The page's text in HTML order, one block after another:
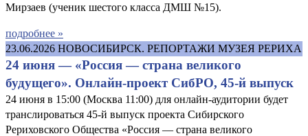
Мирзаев (ученик шестого класса ДМШ №15).
подробнее »
23.06.2026 НОВОСИБИРСК. РЕПОРТАЖИ МУЗЕЯ РЕРИХА
24 июня — «Россия — страна великого
будущего». Онлайн-проект СибРО, 45-й выпуск
24 июня в 15:00 (Москва 11:00) для онлайн-аудитории будет
транслироваться 45-й выпуск проекта Сибирского
Рериховского Общества «Россия — страна великого